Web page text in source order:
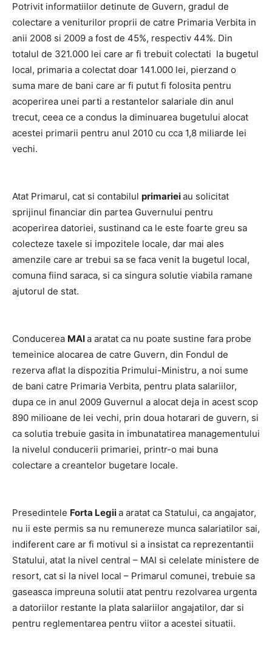
Potrivit informatiilor detinute de Guvern, gradul de
colectare a veniturilor proprii de catre Primaria Verbita in
anii 2008 si 2009 a fost de 45%, respectiv 44%. Din
totalul de 321.000 lei care ar fi trebuit colectati la bugetul
local, primaria a colectat doar 141.000 lei, pierzand o
suma mare de bani care ar fi putut fi folosita pentru
acoperirea unei parti a restantelor salariale din anul
trecut, ceea ce a condus la diminuarea bugetului alocat
acestei primarii pentru anul 2010 cu cca 1,8 miliarde lei
vechi.
Atat Primarul, cat si contabilul primarieiau solicitat
sprijinul financiar din partea Guvernului pentru
acoperirea datoriei, sustinand ca le este foarte greu sa
colecteze taxele si impozitele locale, dar mai ales
amenzile care ar trebui sa se faca venit la bugetul local,
comuna fiind saraca, si ca singura solutie viabila ramane
ajutorul de stat.
Conducerea MAIa aratat ca nu poate sustine fara probe
temeinice alocarea de catre Guvern, din Fondul de
rezerva aflat la dispozitia Primului-Ministru, a noi sume
de bani catre Primaria Verbita, pentru plata salariilor,
dupa ce in anul 2009 Guvernul a alocat deja in acest scop
890 milioane de lei vechi, prin doua hotarari de guvern, si
ca solutia trebuie gasita in imbunatatirea managementului
la nivelul conducerii primariei, printr-o mai buna
colectare a creantelor bugetare locale.
Presedintele Forta Legiia aratat ca Statului, ca angajator,
nu ii este permis sa nu remunereze munca salariatilor sai,
indiferent care ar fi motivul si a insistat ca reprezentantii
Statului, atat la nivel central – MAI si celelate ministere de
resort, cat si la nivel local – Primarul comunei, trebuie sa
gaseasca impreuna solutii atat pentru rezolvarea urgenta
a datoriilor restante la plata salariilor angajatilor, dar si
pentru reglementarea pentru viitor a acestei situatii.